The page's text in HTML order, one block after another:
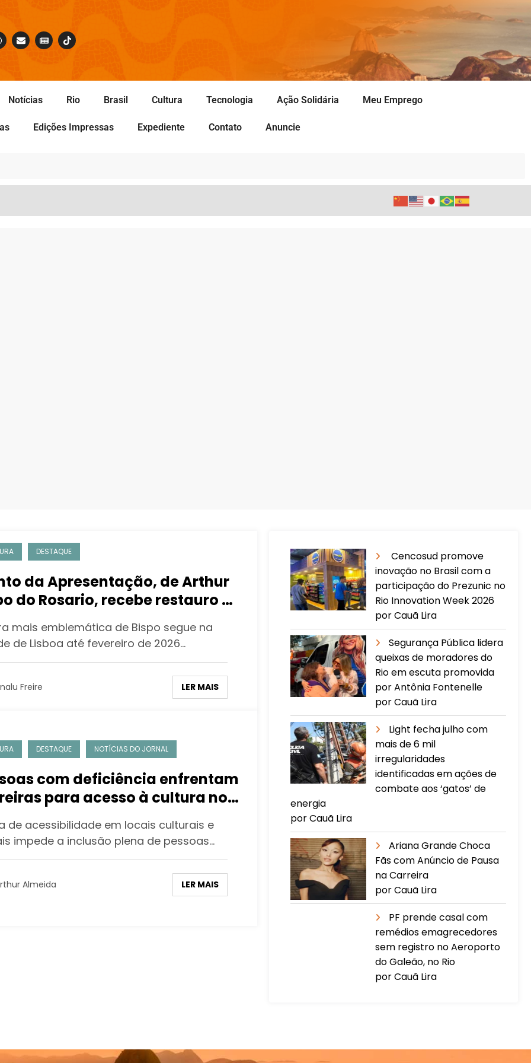
Notícias Rio Brasil Cultura Tecnologia Ação Solidária Meu Emprego
Edições Impressas Expediente Contato Anuncie
DESTAQUE
da Apresentação, de Arthur
do Rosario, recebe restauro e
de exposições com
obras do artista pela
mais emblemática de Bispo segue na
de Lisboa até fevereiro de 2026…
Freire LER MAIS
DESTAQUE NOTÍCIAS DO JORNAL
com deficiência enfrentam
para acesso à cultura no
de Janeiro
de acessibilidade em locais culturais e
impede a inclusão plena de pessoas…
Almeida LER MAIS
Cencosud promove
inovação no Brasil com a
participação do Prezunic no
Rio Innovation Week 2026
por Cauã Lira
​Segurança Pública lidera
queixas de moradores do
Rio em escuta promovida
por Antônia Fontenelle
por Cauã Lira
Light fecha julho com
mais de 6 mil
irregularidades
identificadas em ações de
combate aos ‘gatos’ de
energia
por Cauã Lira
Ariana Grande Choca
Fãs com Anúncio de Pausa
na Carreira
por Cauã Lira
PF prende casal com
remédios emagrecedores
sem registro no Aeroporto
do Galeão, no Rio
por Cauã Lira